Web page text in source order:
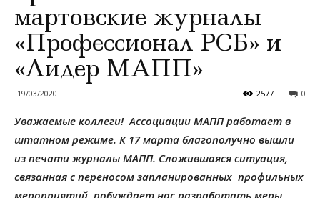
мартовские журналы
«Профессионал РСБ» и
«Лидер МАПП»
19/03/2020 0
2577
Уважаемые коллеги!Ассоциации МАПП работает в
штатном режиме. К 17 марта благополучно вышли
из печати журналы МАПП. Сложившаяся ситуация,
связанная с переносом запланированных профильных
мероприятий, побуждает нас разработать меры,